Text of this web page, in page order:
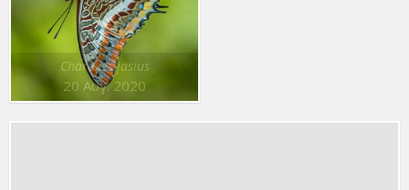
Charaxes jasius
20 Αυγ. 2020